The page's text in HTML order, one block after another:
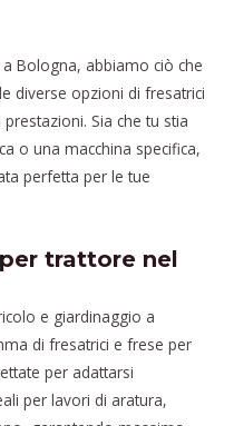
Bologna, abbiamo ciò che
diverse opzioni di fresatrici
Sia che tu stia
o una macchina specifica,
perfetta per le tue
trattore nel
e giardinaggio a
di fresatrici e frese per
per adattarsi
per lavori di aratura,